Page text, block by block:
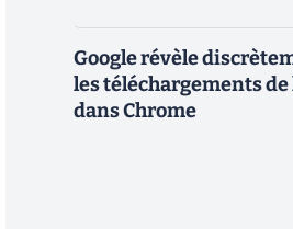
Google révèle
les téléchargements de
dans Chrome